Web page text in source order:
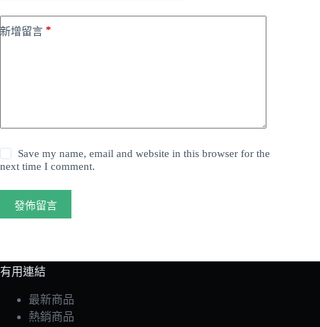
新增留言 *
Save my name, email and website in this browser for the
next time I comment.
發佈留言
有用連結
最新商品
熱銷商品